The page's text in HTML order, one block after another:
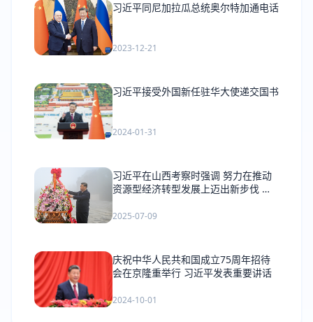
习近平同尼加拉瓜总统奥尔特加通电话
2023-12-21
习近平接受外国新任驻华大使递交国书
2024-01-31
习近平在山西考察时强调 努力在推动
资源型经济转型发展上迈出新步伐 奋
章
2025-07-09
庆祝中华人民共和国成立75周年招待
会在京隆重举行 习近平发表重要讲话
2024-10-01